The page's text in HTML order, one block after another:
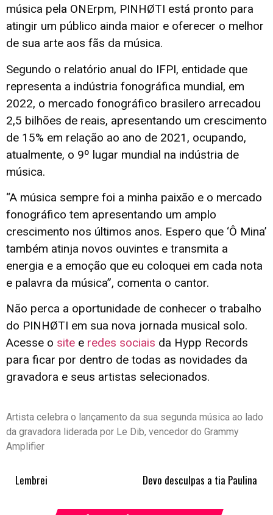
música pela ONErpm, PINHØTI está pronto para
atingir um público ainda maior e oferecer o melhor
de sua arte aos fãs da música.
Segundo o relatório anual do IFPI, entidade que
representa a indústria fonográfica mundial, em
2022, o mercado fonográfico brasilero arrecadou
2,5 bilhões de reais, apresentando um crescimento
de 15% em relação ao ano de 2021, ocupando,
atualmente, o 9º lugar mundial na indústria de
música.
“A música sempre foi a minha paixão e o mercado
fonográfico tem apresentando um amplo
crescimento nos últimos anos. Espero que ‘Ô Mina’
também atinja novos ouvintes e transmita a
energia e a emoção que eu coloquei em cada nota
e palavra da música”, comenta o cantor.
Não perca a oportunidade de conhecer o trabalho
do PINHØTI em sua nova jornada musical solo.
Acesse o site e redes sociais da Hypp Records
para ficar por dentro de todas as novidades da
gravadora e seus artistas selecionados.
Artista celebra o lançamento da sua segunda música ao lado
da gravadora liderada por Le Dib, vencedor do Grammy
Amplifier
Lembrei Devo desculpas a tia Paulina